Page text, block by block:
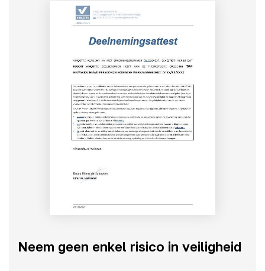
Neem geen enkel risico in veiligheid